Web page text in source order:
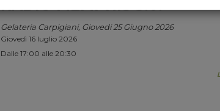
RADIO MEMPHIS 3.0.
Gelateria Carpigiani, Giovedi 25 Giugno 2026
Giovedì 16 luglio 2026
Dalle 17:00 alle 20:30